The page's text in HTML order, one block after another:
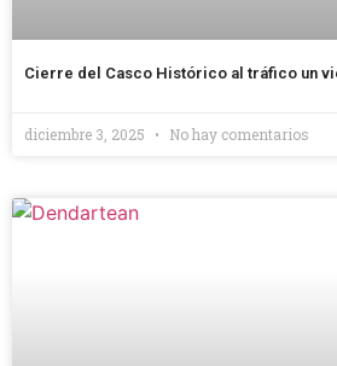
Cierre del Casco Histórico al tráfico un
diciembre 3, 2025 No hay comentarios